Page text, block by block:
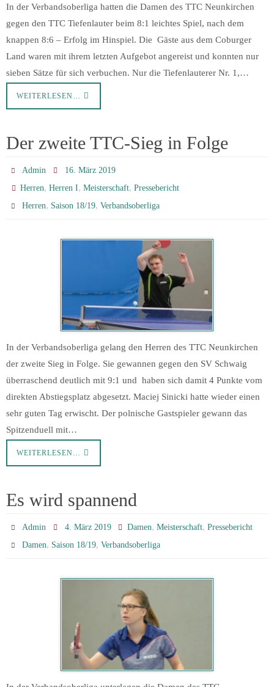
In der Verbandsoberliga hatten die Damen des TTC Neunkirchen
gegen den TTC Tiefenlauter beim 8:1 leichtes Spiel, nach dem
knappen 8:6 – Erfolg im Hinspiel. Die Gäste aus dem Coburger
Land waren mit ihrem letzten Aufgebot angereist und konnten nur
sieben Sätze für sich verbuchen. Nur die Tiefenlauterer Nr. 1,…
WEITERLESEN…
Der zweite TTC-Sieg in Folge
Admin
16. März 2019
Herren,Herren I,Meisterschaft,Pressebericht
Herren, Saison 18/19,Verbandsoberliga
In der Verbandsoberliga gelang den Herren des TTC Neunkirchen
der zweite Sieg in Folge. Sie gewannen gegen den SV Schwaig
überraschend deutlich mit 9:1 und haben sich damit 4 Punkte vom
direkten Abstiegsplatz abgesetzt. Maciej Sinicki hatte wieder einen
sehr guten Tag erwischt. Der polnische Gastspieler gewann das
Spitzenduell mit…
WEITERLESEN…
Es wird spannend
Admin 4. März 2019 Damen, Meisterschaft, Pressebericht
Damen, Saison 18/19,Verbandsoberliga